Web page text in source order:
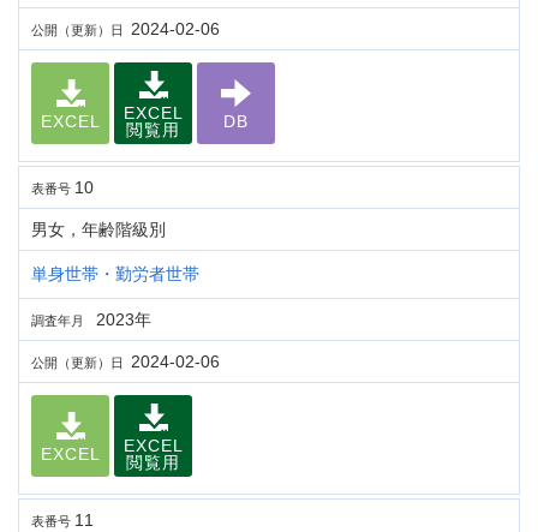
公開（更新）日 2024-02-06
EXCEL
EXCEL
閲覧用
DB
表番号 10
男女，年齢階級別
単身世帯・勤労者世帯
調査年月 2023年
公開（更新）日 2024-02-06
EXCEL
EXCEL
閲覧用
表番号 11